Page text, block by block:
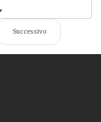
Successivo